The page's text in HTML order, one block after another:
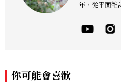
年，從平面雜
耕彩妝、保養
面向。擅長
你可能會喜歡